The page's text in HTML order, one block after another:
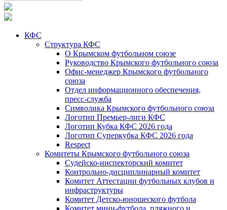
КФС
Структура КФС
О Крымском футбольном союзе
Руководство Крымского футбольного союза
Офис-менеджер Крымского футбольного
союза
Отдел информационного обеспечения,
пресс-служба
Символика Крымского футбольного союза
Логотип Премьер-лиги КФС
Логотип Кубка КФС 2026 года
Логотип Суперкубка КФС 2026 года
Respect
Комитеты Крымского футбольного союза
Судейско-инспекторский комитет
Контрольно-дисциплинарный комитет
Комитет Аттестации футбольных клубов и
инфраструктуры
Комитет Детско-юношеского футбола
Комитет мини-футбола, пляжного и